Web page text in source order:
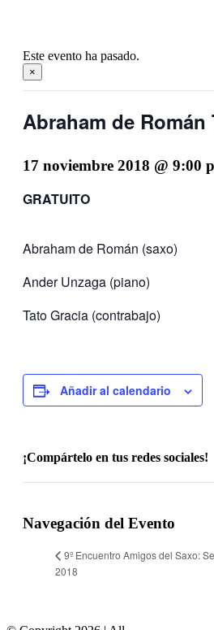
Este evento ha pasado.
×
Abraham de Román
17 noviembre 2018 @ 9:00
GRATUITO
Abraham de Román (saxo)
Ander Unzaga (piano)
Tato Gracia (contrabajo)
Añadir al calendario
¡Compártelo en tus redes sociales!
Navegación del Evento
9º Encuentro Amigos del Saxo:
2018